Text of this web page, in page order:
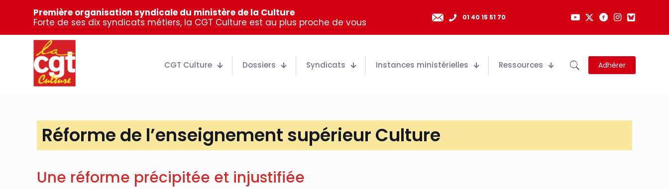
Première organisation syndicale du ministère de la Culture
Forte de ses dix syndicats métiers, la CGT Culture est au plus proche de vous
01 40 15 51 70
CGT Culture Dossiers Syndicats Instances ministérielles Ressources Adhérer
Réforme de l’enseignement supérieur Culture
Une réforme précipitée et injustifiée